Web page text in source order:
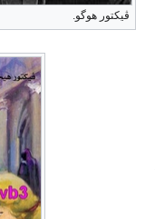
ڤيكتور هوگو.